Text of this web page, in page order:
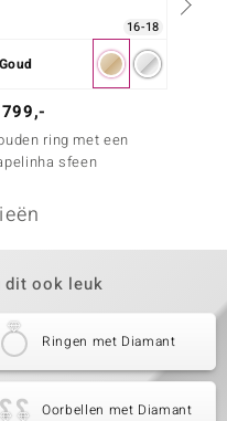
16-18
Goud
ring met een
sfeen
dit ook leuk
Ringen met Diamant
Oorbellen met Diamant